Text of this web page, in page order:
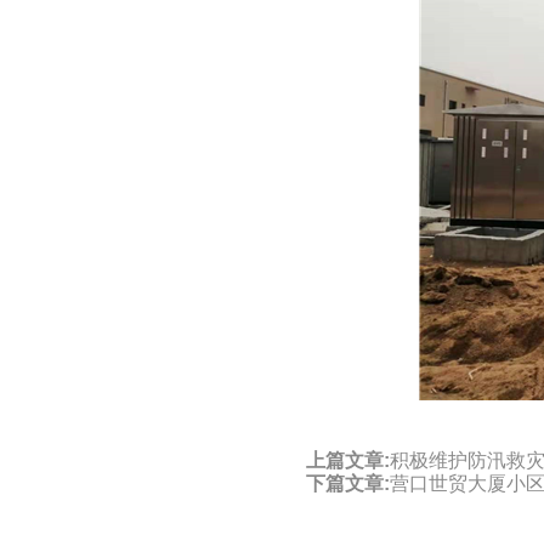
上篇文章:积极维护防汛救
下篇文章:营口世贸大厦小